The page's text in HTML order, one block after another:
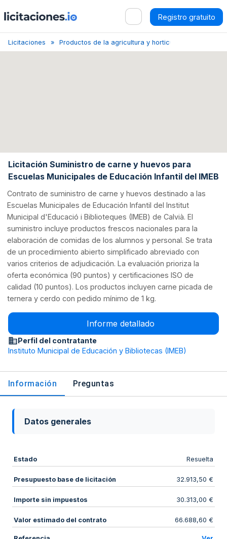
Registro gratuito
Licitaciones Productos de la agricultura y horticultura
Licitación Suministro de carne y huevos para
Escuelas Municipales de Educación Infantil del IMEB
Contrato de suministro de carne y huevos destinado a las
Escuelas Municipales de Educación Infantil del Institut
Municipal d'Educació i Biblioteques (IMEB) de Calvià. El
suministro incluye productos frescos nacionales para la
elaboración de comidas de los alumnos y personal. Se trata
de un procedimiento abierto simplificado abreviado con
varios criterios de adjudicación. La evaluación prioriza la
oferta económica (90 puntos) y certificaciones ISO de
calidad (10 puntos). Los productos incluyen carne picada de
ternera y cerdo con pedido mínimo de 1 kg.
Informe detallado
Perfil del contratante
Instituto Municipal de Educación y Bibliotecas (IMEB)
Información Preguntas
Datos generales
Estado Resuelta
Presupuesto base de licitación 32.913,50 €
Importe sin impuestos 30.313,00 €
Valor estimado del contrato 66.688,60 €